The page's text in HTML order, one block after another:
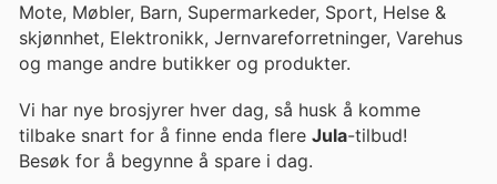
Mote, Møbler, Barn, Supermarkeder, Sport, Helse &
skjønnhet, Elektronikk, Jernvareforretninger, Varehus
og mange andre butikker og produkter.
Vi har nye brosjyrer hver dag, så husk å komme
tilbake snart for å finne enda flere Jula-tilbud!
Besøk for å begynne å spare i dag.